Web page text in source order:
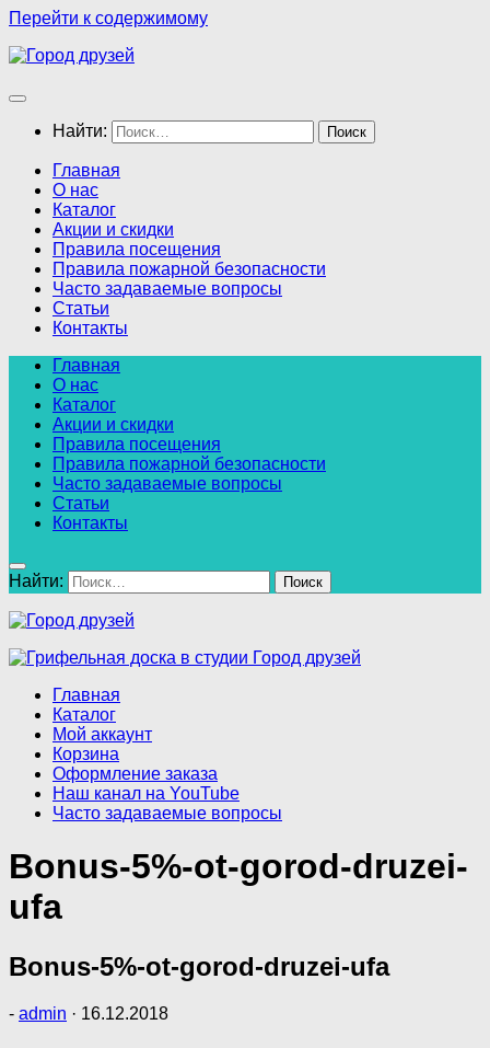
Перейти к содержимому
Найти:
Главная
О нас
Каталог
Акции и скидки
Правила посещения
Правила пожарной безопасности
Часто задаваемые вопросы
Статьи
Контакты
Главная
О нас
Каталог
Акции и скидки
Правила посещения
Правила пожарной безопасности
Часто задаваемые вопросы
Статьи
Контакты
Найти:
Главная
Каталог
Мой аккаунт
Корзина
Оформление заказа
Наш канал на YouTube
Часто задаваемые вопросы
Bonus-5%-ot-gorod-druzei-
ufa
Bonus-5%-ot-gorod-druzei-ufa
- admin · 16.12.2018